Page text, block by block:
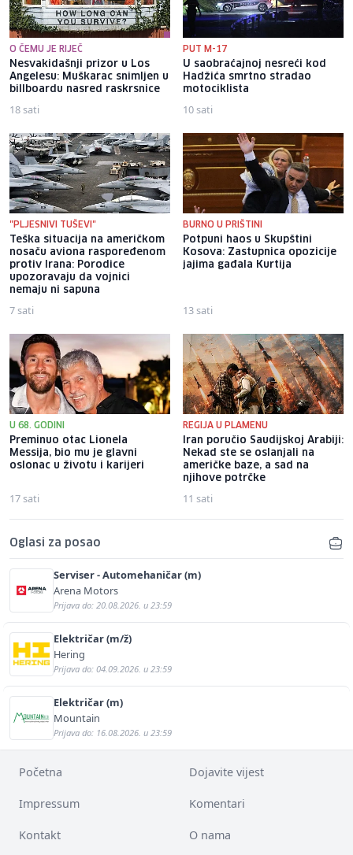
O ČEMU JE RIJEČ
Nesvakidašnji prizor u Los
Angelesu: Muškarac snimljen u
billboardu nasred raskrsnice
18 sati
PUT M-17
U saobraćajnoj nesreći kod
Hadžića smrtno stradao
motociklista
10 sati
"PLJESNIVI TUŠEVI"
Teška situacija na američkom
nosaču aviona raspoređenom
protiv Irana: Porodice
upozoravaju da vojnici
nemaju ni sapuna
7 sati
BURNO U PRIŠTINI
Potpuni haos u Skupštini
Kosova: Zastupnica opozicije
jajima gađala Kurtija
13 sati
U 68. GODINI
Preminuo otac Lionela
Messija, bio mu je glavni
oslonac u životu i karijeri
17 sati
REGIJA U PLAMENU
Iran poručio Saudijskoj Arabiji:
Nekad ste se oslanjali na
američke baze, a sad na
njihove potrčke
11 sati
Oglasi za posao
Serviser - Automehaničar (m)
Arena Motors
Prijava do: 20.08.2026. u 23:59
Električar (m/ž)
Hering
Prijava do: 04.09.2026. u 23:59
Električar (m)
Mountain
Prijava do: 16.08.2026. u 23:59
Početna Dojavite vijest
Impressum Komentari
Kontakt O nama